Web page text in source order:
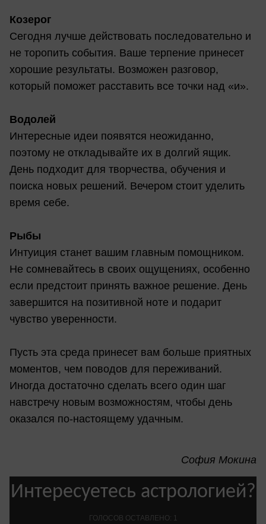
Козерог
Сегодня лучше действовать последовательно и
не торопить события. Ваше терпение принесет
хорошие результаты. Возможен разговор,
который поможет расставить все точки над «и».
Водолей
Интересные идеи появятся неожиданно,
поэтому не откладывайте их в долгий ящик.
День подходит для творчества, обучения и
поиска новых решений. Вечером стоит уделить
время себе.
Рыбы
Интуиция станет вашим главным помощником.
Не сомневайтесь в своих ощущениях, особенно
если предстоит принять важное решение. День
завершится на позитивной ноте и подарит
чувство уверенности.
Пусть эта среда принесет вам больше приятных
моментов, чем поводов для переживаний.
Иногда достаточно сделать всего один шаг
навстречу новым возможностям, чтобы день
оказался по-настоящему удачным.
София Мокина